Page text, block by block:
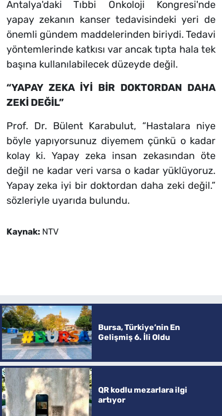
Antalya'daki Tıbbi Onkoloji Kongresi'nde
yapay zekanın kanser tedavisindeki yeri de
önemli gündem maddelerinden biriydi. Tedavi
yöntemlerinde katkısı var ancak tıpta hala tek
başına kullanılabilecek düzeyde değil.
“YAPAY ZEKA İYİ BİR DOKTORDAN DAHA
ZEKİ DEĞİL”
Prof. Dr. Bülent Karabulut, “Hastalara niye
böyle yapıyorsunuz diyemem çünkü o kadar
kolay ki. Yapay zeka insan zekasından öte
değil ne kadar veri varsa o kadar yüklüyoruz.
Yapay zeka iyi bir doktordan daha zeki değil.”
sözleriyle uyarıda bulundu.
Kaynak: NTV
Bursa, Türkiye’nin En
Gelişmiş 6. İli Oldu
QR kodlu mezarlara ilgi
artıyor